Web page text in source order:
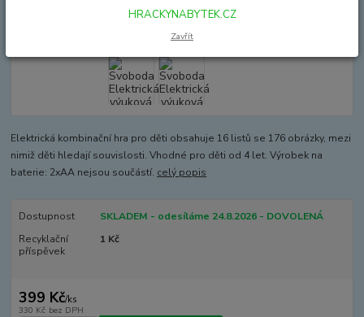
Elektrická kombinační hra pro děti obsahuje 16 listů se 176 obrázky, mezi
nimiž děti hledají souvislosti. Vhodné pro děti od 4 let. Výrobek na
baterie: 2xAA nejsou součástí. celý popis
Dostupnost
SKLADEM - odesíláme 24.8.2026 - DOVOLENÁ
Recyklační
příspěvek
1 Kč
399 Kč/ks
330 Kč bez DPH
HRACKYNABYTEK.CZ
Zavřít